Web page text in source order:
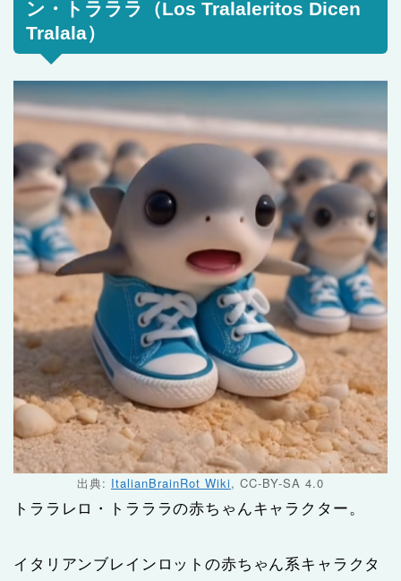
ン・トラララ（Los Tralaleritos Dicen
Tralala）
出典: ItalianBrainRot Wiki, CC-BY-SA 4.0
トララレロ・トラララの赤ちゃんキャラクター。
イタリアンブレインロットの赤ちゃん系キャラクタ